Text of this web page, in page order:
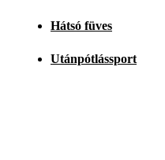
Hátsó füves
Utánpótlássport